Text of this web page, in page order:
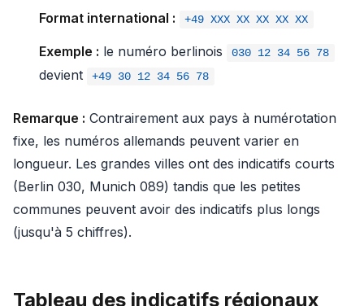
Format international :
+49 XXX XX XX XX XX
Exemple : le numéro berlinois 030 12 34 56 78
devient +49 30 12 34 56 78
Remarque : Contrairement aux pays à numérotation
fixe, les numéros allemands peuvent varier en
longueur. Les grandes villes ont des indicatifs courts
(Berlin 030, Munich 089) tandis que les petites
communes peuvent avoir des indicatifs plus longs
(jusqu'à 5 chiffres).
Tableau des indicatifs régionaux